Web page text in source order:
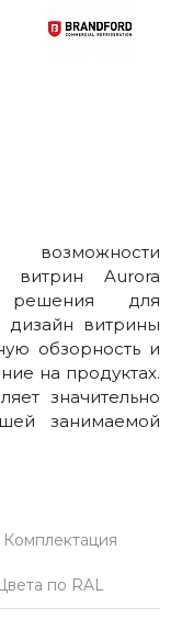
витрин Aurora
решения для
витрины
обзорность и
на продуктах.
значительно
занимаемой
Комплектация
по RAL